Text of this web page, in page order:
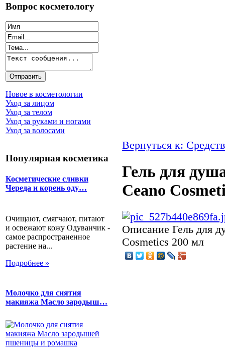
Вопрос косметологу
Новое в косметологии
Уход за лицом
Уход за телом
Уход за руками и ногами
Уход за волосами
Популярная косметика
Косметические сливки
Череда и корень оду…
Очищают, смягчают, питают
и освежают кожу Одуванчик -
самое распространенное
растение на...
Подробнее »
Молочко для снятия
макияжа Масло зародыш…
Вернуться к:
Гель для
Ceano
Описание Гель для
Cosmetics 200 мл